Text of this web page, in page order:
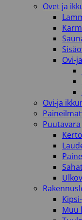
Ovet ja
Ovi-
Ovi-ja
Puutavara
Muu